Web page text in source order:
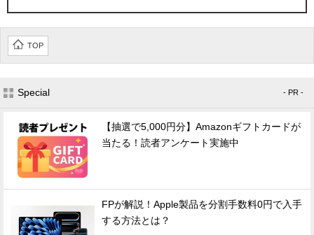
TOP
Special - PR -
【抽選で5,000円分】Amazonギフトカードが
当たる！読者アンケート実施中
FPが解説！Apple製品を分割手数料0円で入手
する方法とは？